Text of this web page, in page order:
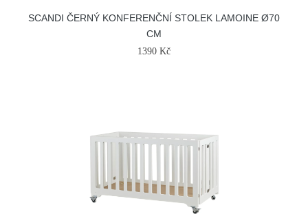
SCANDI ČERNÝ KONFERENČNÍ STOLEK LAMOINE Ø70
CM
1390 Kč